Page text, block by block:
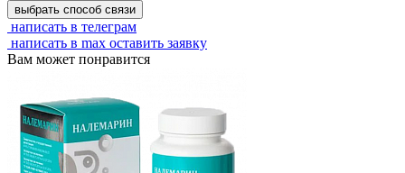
выбрать способ связи
написать в телеграм
написать в max оставить заявку
Вам может понравится